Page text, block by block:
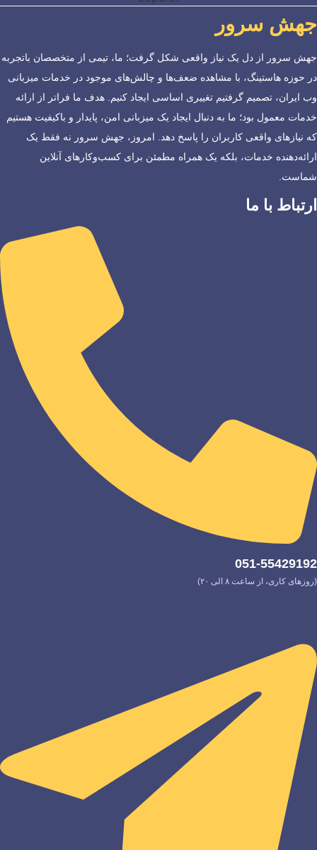
جهش سرور
جهش سرور از دل یک نیاز واقعی شکل گرفت؛ ما، تیمی از متخصصان باتجربه
در حوزه هاستینگ، با مشاهده ضعف‌ها و چالش‌های موجود در خدمات میزبانی
وب ایران، تصمیم گرفتیم تغییری اساسی ایجاد کنیم. هدف ما فراتر از ارائه
خدمات معمول بود؛ ما به دنبال ایجاد یک میزبانی امن، پایدار و باکیفیت هستیم
که نیازهای واقعی کاربران را پاسخ دهد. امروز، جهش سرور نه فقط یک
ارائه‌دهنده خدمات، بلکه یک همراه مطمئن برای کسب‌وکارهای آنلاین
شماست.
ارتباط با ما
051-55429192
(روزهای کاری، از ساعت ۸ الی ۲۰)